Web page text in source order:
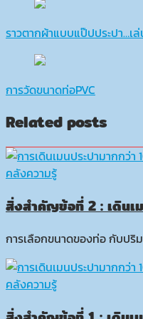
ราวตากผ้าแบบแป๊ปประปา…เ
การวัดขนาดท่อPVC
Related posts
คลังความรู้
สิ่งสำคัญข้อที่ 2 : เดินเ
การเลือกขนาดของท่อ กับปริ
คลังความรู้